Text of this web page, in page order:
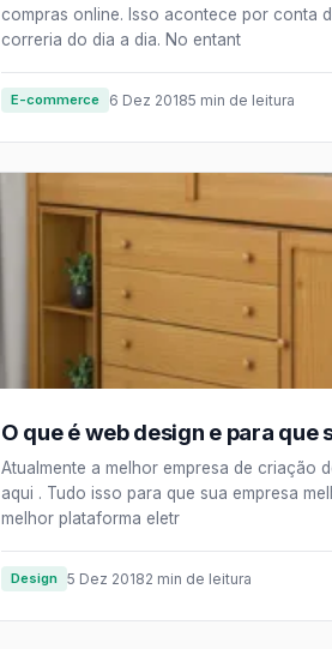
compras online. Isso acontece por conta
correria do dia a dia. No entant
E-commerce 6 Dez 20185 min de leitura
O que é web design e para que
Atualmente a melhor empresa de criação
aqui . Tudo isso para que sua empresa
melhor plataforma eletr
Design 5 Dez 20182 min de leitura